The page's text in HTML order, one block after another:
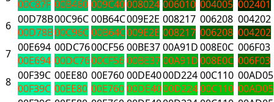
00C87F 00B460 009C40008024 006010 004005 002401
6 00D78B
00D78B
00C96C
00C96C
00B64C
00B64C
009E2E
009E2E
008217
008217
006208
006208
004202
004202
7 00E694
00E694
00DC76
00DC76
00CF56
00CF56
00BE37
00BE37
00A91D
00A91D
008E0C
008E0C
006F03
006F03
8 00F39C
00F39C
00EE80
00EE80
00E760
00E760
00DE40
00DE40
00D224
00D224
00C110
00C110
00AD05
00AD05